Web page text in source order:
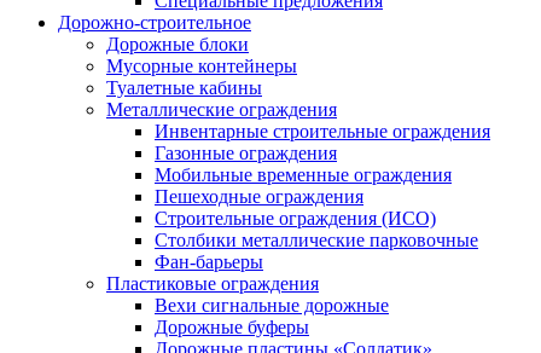
Дорожно-строительное
Дорожные блоки
Мусорные контейнеры
Туалетные кабины
Металлические ограждения
Инвентарные строительные ограждения
Газонные ограждения
Мобильные временные ограждения
Пешеходные ограждения
Строительные ограждения (ИСО)
Столбики металлические парковочные
Фан-барьеры
Пластиковые ограждения
Вехи сигнальные дорожные
Дорожные буферы